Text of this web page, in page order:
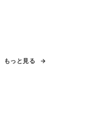
もっと見る